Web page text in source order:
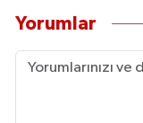
Yorumlar